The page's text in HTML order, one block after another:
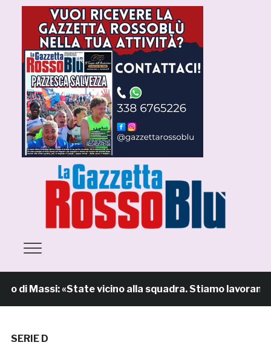
Massi: «State vicino alla squadra. Stiamo lavorando
SERIE D